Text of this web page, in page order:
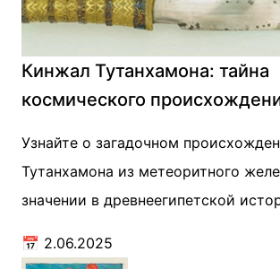
Кинжал Тутанхамона: тайна
космического
Узнайте о загадочном
Тутанхамона из метеоритного
значении в древнеегипетской
📅 2.06.2025